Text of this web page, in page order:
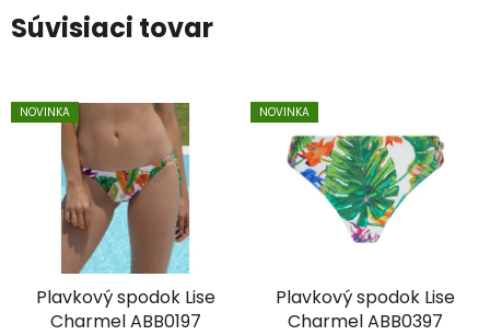
Súvisiaci tovar
NOVINKA
Plavkový spodok Lise
Charmel ABB0197
NOVINKA
Plavkový spodok Lise
Charmel ABB0397